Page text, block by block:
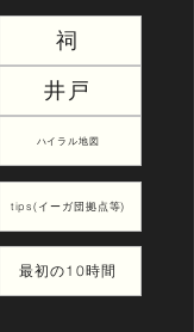
祠
井戸
ハイラル地図
tips(イーガ団拠点等)
最初の10時間